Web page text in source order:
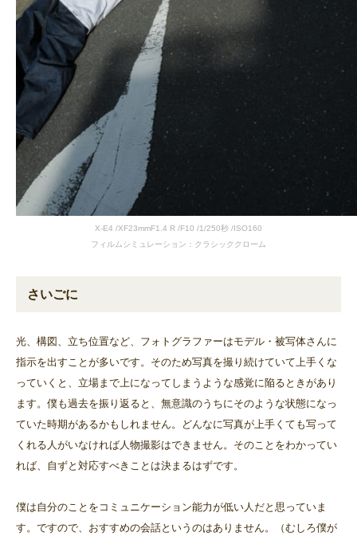
X-E4 /XF23mmF1.4 R /F10 /1/250秒 /ISO160
フィルムシミュレーション：クラシッククローム
さいごに
光、構図、立ち位置など、フォトグラファーはモデル・被写体さんに
指示を出すことが多いです。そのため写真を撮り続けていて上手くな
っていくと、立場まで上になってしまうような感覚に陥るときがあり
ます。僕も過去を振り返ると、無意識のうちにそのような状態になっ
ていた時期があるかもしれません。どんなに写真が上手くても写って
くれる人がいなければ人物撮影はできません。そのことをわかってい
れば、自ずと対応すべきことは決まるはずです。
僕は自分のことをコミュニケーション能力が低い人だと思っていま
す。ですので、おすすめの会話というのはありません。（むしろ僕が